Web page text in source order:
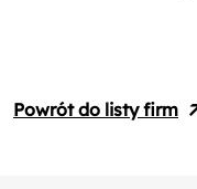
Powrót do listy firm